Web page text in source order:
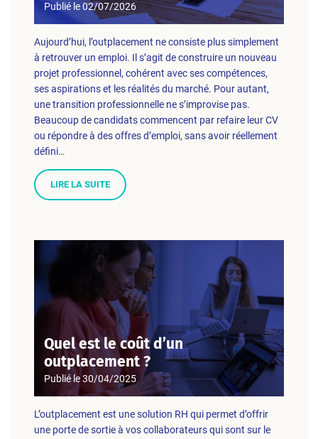
Publié le02/07/2026
Aujourd’hui, l’outplacement ne consiste plus simplement
à retrouver un emploi. Il s’agit de construire un nouveau
projet professionnel, cohérent avec ses compétences,
ses aspirations et les réalités du marché. Pour autant,
une transition professionnelle ne s’improvise pas.
Beaucoup de candidats commencent par refaire leur CV
ou répondre à des offres d’emploi, sans avoir réellement
défini…
LIRE LA SUITE
Quel est le coût d’un
outplacement ?
Publié le30/04/2025
L’outplacement est une solution RH qui permet d’offrir
une porte de sortie à vos collaborateurs qui sont sur le